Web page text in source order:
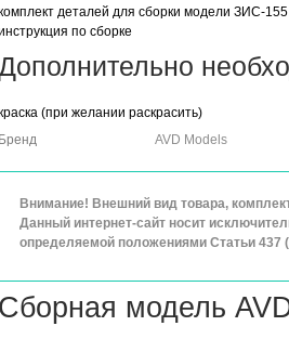
деталей для сборки модели ЗИС-155
по сборке
(при желании раскрасить)
Бренд
AVD Models
Внимание! Внешний вид товара,
Данный интернет-сайт носит
определяемой положениями Статьи 437
Сборная модель